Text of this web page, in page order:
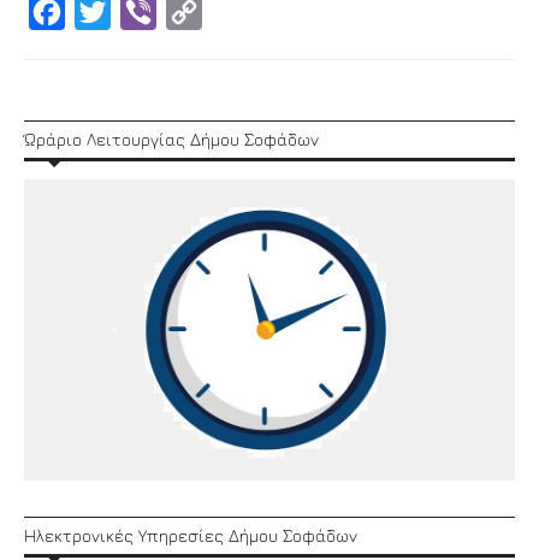
Facebook
Twitter Viber
Ώράριο Λειτουργίας Δήμου Σοφάδων
Ηλεκτρονικές Υπηρεσίες Δήμου Σοφάδων